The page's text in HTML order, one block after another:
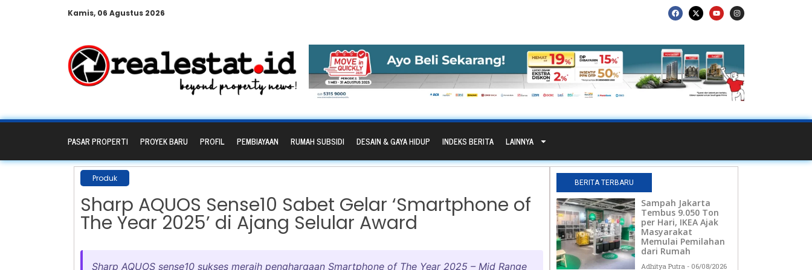
Kamis, 06 Agustus 2026
PASAR PROPERTI PROYEK BARU PROFIL PEMBIAYAAN RUMAH SUBSIDI DESAIN & GAYA HIDUP INDEKS BERITA LAINNYA
Produk
Sharp AQUOS Sense10 Sabet Gelar ‘Smartphone of
The Year 2025’ di Ajang Selular Award
Sharp AQUOS sense10 sukses meraih penghargaan Smartphone of The Year 2025 – Mid Range
BERITA TERBARU
Sampah Jakarta
Tembus 9.050 Ton
per Hari, IKEA Ajak
Masyarakat
Memulai Pemilahan
dari Rumah
Adhitya Putra 06/08/2026